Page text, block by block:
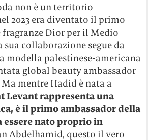
non è un territorio
2023 era diventato il primo
fragranze Dior per il Medio
collaborazione segue da
modella palestinese-americana
global beauty ambassador
mentre Hadid è nata a
Levant rappresenta una
è il primo ambassador della
essere nato proprio in
Abdelhamid, questo il vero